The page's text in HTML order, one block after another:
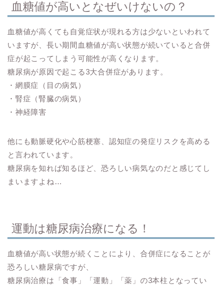
血糖値が高いとなぜいけないの？
血糖値が高くても自覚症状が現れる方は少ないといわれて
いますが、長い期間血糖値が高い状態が続いていると合併
症が起こってしまう可能性が高くなります。
糖尿病が原因で起こる3大合併症があります。
・網膜症（目の病気）
・腎症（腎臓の病気）
・神経障害
他にも動脈硬化や心筋梗塞、認知症の発症リスクを高める
と言われています。
糖尿病を知れば知るほど、恐ろしい病気なのだと感じてし
まいますよね…
運動は糖尿病治療になる！
血糖値が高い状態が続くことにより、合併症になることが
恐ろしい糖尿病ですが、
糖尿病治療は「食事」「運動」「薬」の3本柱となってい